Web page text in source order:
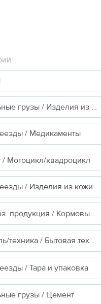
Строительные грузы / Изделия из металла
/ Медикаменты
/ Мотоцикл/квадроцикл
/ Изделия из кожи
Сельскохоз. продукция / Кормовые/пищевые добавки
техника / Бытовая техника
/ Тара и упаковка
грузы / Цемент